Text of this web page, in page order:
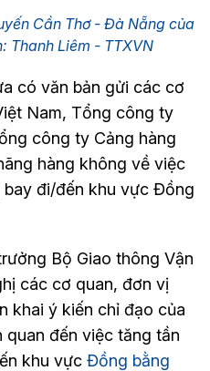
Cần Thơ - Đà Nẵng của
Thanh Liêm - TTXVN
có văn bản gửi các cơ
Nam, Tổng công ty
công ty Cảng hàng
hàng không về việc
đi/đến khu vực Đồng
Bộ Giao thông Vận
các cơ quan, đơn vị
khai ý kiến chỉ đạo của
quan đến việc tăng tần
khu vực Đồng bằng